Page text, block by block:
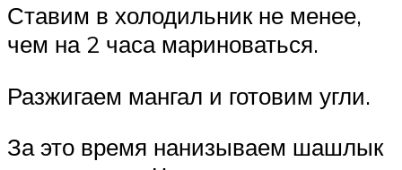
Ставим в холодильник не менее,
чем на 2 часа мариноваться.
Разжигаем мангал и готовим угли.
За это время нанизываем шашлык